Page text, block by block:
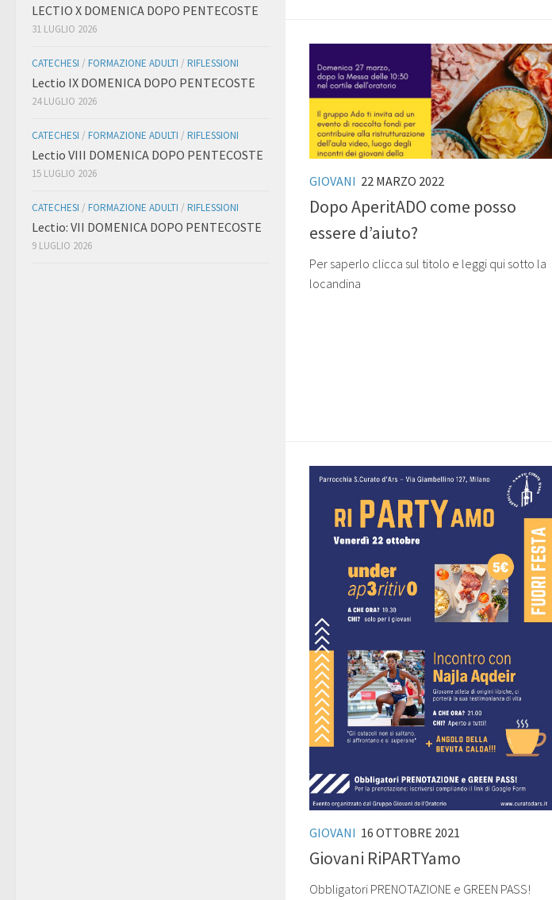
GIOVANI 22 MARZO 2022
Dopo AperitADO come posso
essere d’aiuto?
Per saperlo clicca sul titolo e leggi qui sotto la
locandina
GIOVANI 16 OTTOBRE 2021
Giovani RiPARTYamo
Obbligatori PRENOTAZIONE e GREEN PASS!
LECTIO X DOMENICA DOPO PENTECOSTE
31 LUGLIO 2026
CATECHESI / FORMAZIONE ADULTI / RIFLESSIONI
Lectio IX DOMENICA DOPO PENTECOSTE
24 LUGLIO 2026
CATECHESI / FORMAZIONE ADULTI / RIFLESSIONI
Lectio VIII DOMENICA DOPO PENTECOSTE
15 LUGLIO 2026
CATECHESI / FORMAZIONE ADULTI / RIFLESSIONI
Lectio: VII DOMENICA DOPO PENTECOSTE
9 LUGLIO 2026